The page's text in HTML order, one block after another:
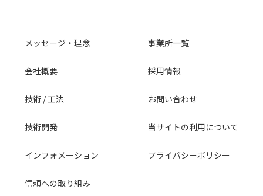
メッセージ・理念
会社概要
技術 / 工法
技術開発
インフォメーション
信頼への取り組み
事業所一覧
採用情報
お問い合わせ
当サイトの利用について
プライバシーポリシー